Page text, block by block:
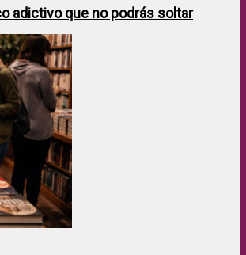
adictivo que no podrás soltar